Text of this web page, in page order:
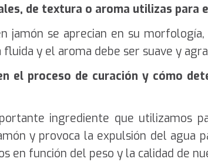
de textura o aroma utilizas para
jamón se aprecian en su
y el aroma debe ser suave y
el proceso de curación y cómo
ingrediente que utilizamos
y provoca la expulsión del agua
en función del peso y la calidad de